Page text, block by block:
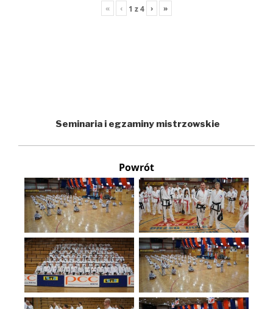
« ‹ 1 z4 › »
Seminaria i egzaminy mistrzowskie
Powrót